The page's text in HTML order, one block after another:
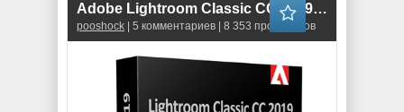
Adobe Lightroom Classic CC 2019 (8.3.1) ML-RUS
pooshock | 5 комментариев | 8 353 просмотров